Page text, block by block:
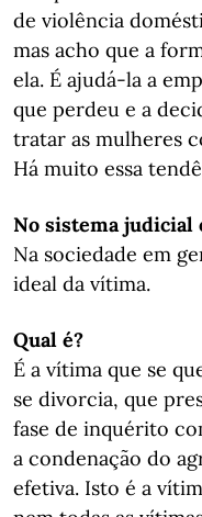
de violência
mas acho que a
ela. É ajudá-la a
que perdeu e a
tratar as mulheres
Há muito essa
No sistema judicial
Na sociedade em
ideal da vítima.
Qual é?
É a vítima que se
se divorcia, que
fase de inquérito
a condenação do
efetiva. Isto é a